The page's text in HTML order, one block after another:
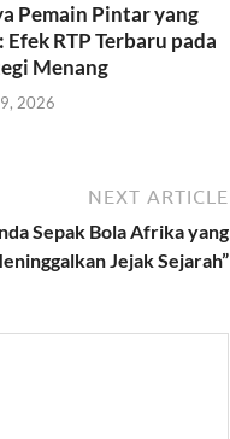
Pemain Pintar yang
Efek RTP Terbaru pada
Menang
2026
NEXT ARTICLE
Sepak Bola Afrika yang
Jejak Sejarah”